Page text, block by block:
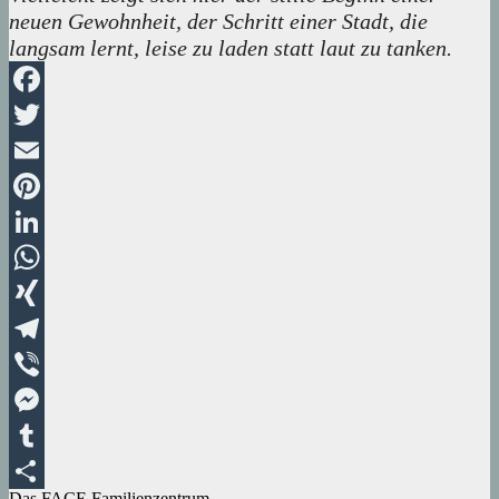
neuen Gewohnheit, der Schritt einer Stadt, die
langsam lernt, leise zu laden statt laut zu tanken.
Facebook
Twitter
Email
Pinterest
LinkedIn
WhatsApp
XING
Telegram
Viber
Messenger
Tumblr